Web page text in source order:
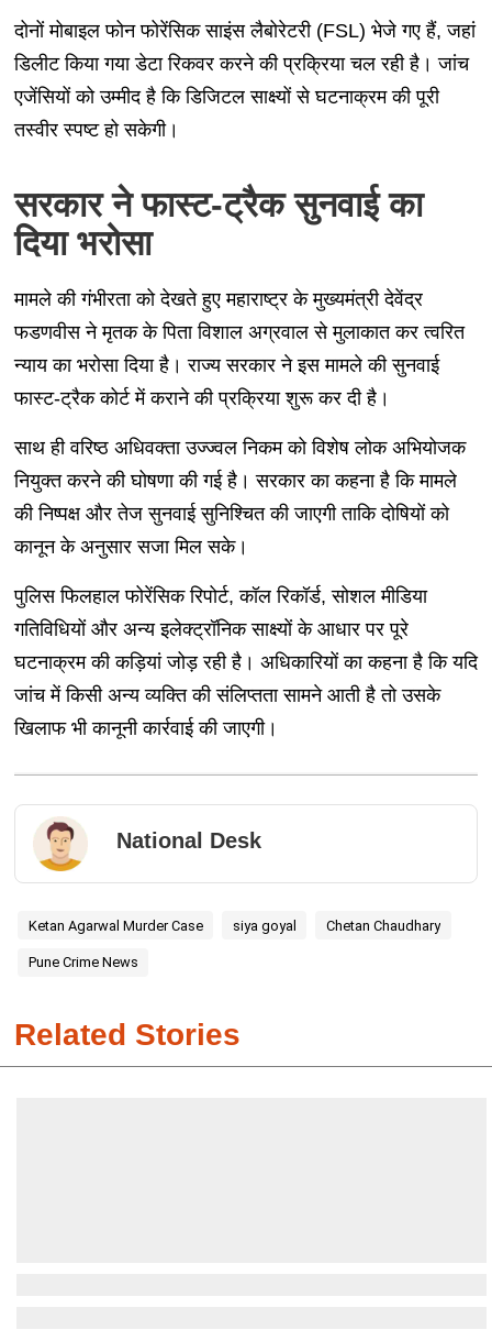
दोनों मोबाइल फोन फोरेंसिक साइंस लैबोरेटरी (FSL) भेजे गए हैं, जहां
डिलीट किया गया डेटा रिकवर करने की प्रक्रिया चल रही है। जांच
एजेंसियों को उम्मीद है कि डिजिटल साक्ष्यों से घटनाक्रम की पूरी
तस्वीर स्पष्ट हो सकेगी।
सरकार ने फास्ट-ट्रैक सुनवाई का
दिया भरोसा
मामले की गंभीरता को देखते हुए महाराष्ट्र के मुख्यमंत्री देवेंद्र
फडणवीस ने मृतक के पिता विशाल अग्रवाल से मुलाकात कर त्वरित
न्याय का भरोसा दिया है। राज्य सरकार ने इस मामले की सुनवाई
फास्ट-ट्रैक कोर्ट में कराने की प्रक्रिया शुरू कर दी है।
साथ ही वरिष्ठ अधिवक्ता उज्ज्वल निकम को विशेष लोक अभियोजक
नियुक्त करने की घोषणा की गई है। सरकार का कहना है कि मामले
की निष्पक्ष और तेज सुनवाई सुनिश्चित की जाएगी ताकि दोषियों को
कानून के अनुसार सजा मिल सके।
पुलिस फिलहाल फोरेंसिक रिपोर्ट, कॉल रिकॉर्ड, सोशल मीडिया
गतिविधियों और अन्य इलेक्ट्रॉनिक साक्ष्यों के आधार पर पूरे
घटनाक्रम की कड़ियां जोड़ रही है। अधिकारियों का कहना है कि यदि
जांच में किसी अन्य व्यक्ति की संलिप्तता सामने आती है तो उसके
खिलाफ भी कानूनी कार्रवाई की जाएगी।
National Desk
Ketan Agarwal Murder Case siya goyal Chetan Chaudhary
Pune Crime News
Related Stories